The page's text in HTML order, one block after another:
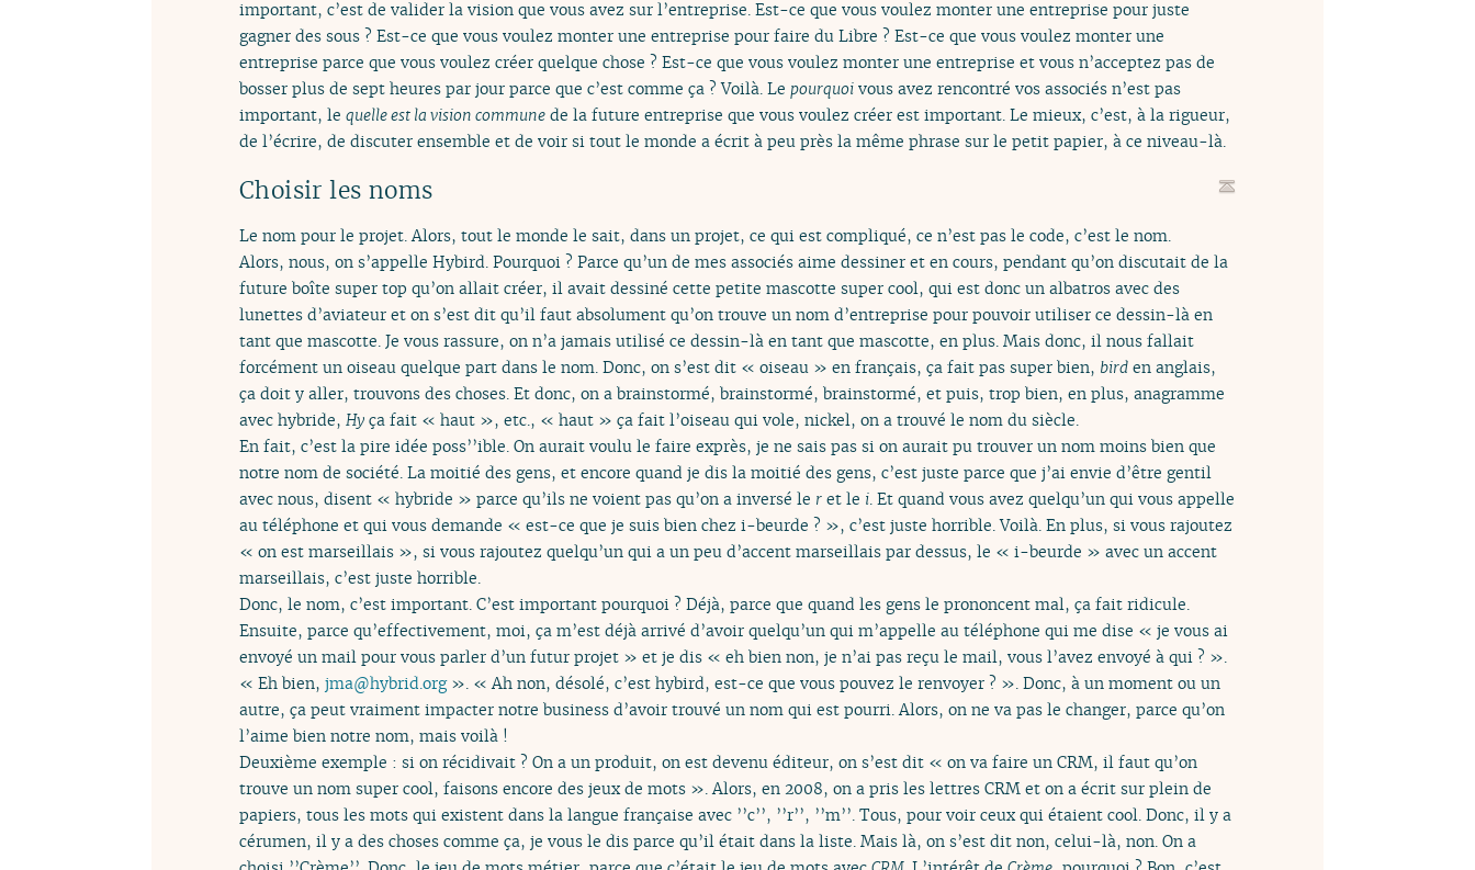
important, c’est de valider la vision que vous avez sur l’entreprise. Est-ce que vous voulez monter une entreprise pour juste
gagner des sous ? Est-ce que vous voulez monter une entreprise pour faire du Libre ? Est-ce que vous voulez monter une
entreprise parce que vous voulez créer quelque chose ? Est-ce que vous voulez monter une entreprise et vous n’acceptez pas de
bosser plus de sept heures par jour parce que c’est comme ça ? Voilà. Le pourquoi vous avez rencontré vos associés n’est pas
important, le quelle est la vision commune de la future entreprise que vous voulez créer est important. Le mieux, c’est, à la rigueur,
de l’écrire, de discuter ensemble et de voir si tout le monde a écrit à peu près la même phrase sur le petit papier, à ce niveau-là.
Choisir les noms
Le nom pour le projet. Alors, tout le monde le sait, dans un projet, ce qui est compliqué, ce n’est pas le code, c’est le nom.
Alors, nous, on s’appelle Hybird. Pourquoi ? Parce qu’un de mes associés aime dessiner et en cours, pendant qu’on discutait de la
future boîte super top qu’on allait créer, il avait dessiné cette petite mascotte super cool, qui est donc un albatros avec des
lunettes d’aviateur et on s’est dit qu’il faut absolument qu’on trouve un nom d’entreprise pour pouvoir utiliser ce dessin-là en
tant que mascotte. Je vous rassure, on n’a jamais utilisé ce dessin-là en tant que mascotte, en plus. Mais donc, il nous fallait
forcément un oiseau quelque part dans le nom. Donc, on s’est dit « oiseau » en français, ça fait pas super bien, bird en anglais,
ça doit y aller, trouvons des choses. Et donc, on a brainstormé, brainstormé, brainstormé, et puis, trop bien, en plus, anagramme
avec hybride, Hy ça fait « haut », etc., « haut » ça fait l’oiseau qui vole, nickel, on a trouvé le nom du siècle.
En fait, c’est la pire idée poss’’ible. On aurait voulu le faire exprès, je ne sais pas si on aurait pu trouver un nom moins bien que
notre nom de société. La moitié des gens, et encore quand je dis la moitié des gens, c’est juste parce que j’ai envie d’être gentil
avec nous, disent « hybride » parce qu’ils ne voient pas qu’on a inversé le r et le i . Et quand vous avez quelqu’un qui vous appelle
au téléphone et qui vous demande « est-ce que je suis bien chez i-beurde ? », c’est juste horrible. Voilà. En plus, si vous rajoutez
« on est marseillais », si vous rajoutez quelqu’un qui a un peu d’accent marseillais par dessus, le « i-beurde » avec un accent
marseillais, c’est juste horrible.
Donc, le nom, c’est important. C’est important pourquoi ? Déjà, parce que quand les gens le prononcent mal, ça fait ridicule.
Ensuite, parce qu’effectivement, moi, ça m’est déjà arrivé d’avoir quelqu’un qui m’appelle au téléphone qui me dise « je vous ai
envoyé un mail pour vous parler d’un futur projet » et je dis « eh bien non, je n’ai pas reçu le mail, vous l’avez envoyé à qui ? ».
« Eh bien, jma@hybrid.org». « Ah non, désolé, c’est hybird, est-ce que vous pouvez le renvoyer ? ». Donc, à un moment ou un
autre, ça peut vraiment impacter notre business d’avoir trouvé un nom qui est pourri. Alors, on ne va pas le changer, parce qu’on
l’aime bien notre nom, mais voilà !
Deuxième exemple : si on récidivait ? On a un produit, on est devenu éditeur, on s’est dit « on va faire un CRM, il faut qu’on
trouve un nom super cool, faisons encore des jeux de mots ». Alors, en 2008, on a pris les lettres CRM et on a écrit sur plein de
papiers, tous les mots qui existent dans la langue française avec ’’c’’, ’’r’’, ’’m’’. Tous, pour voir ceux qui étaient cool. Donc, il y a
cérumen, il y a des choses comme ça, je vous le dis parce qu’il était dans la liste. Mais là, on s’est dit non, celui-là, non. On a